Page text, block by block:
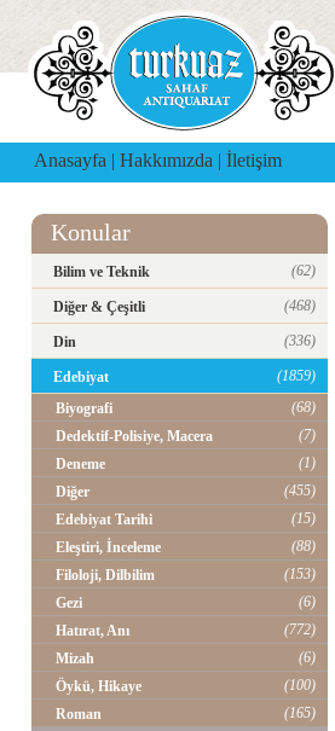
Anasayfa | Hakkımızda | İletişim
Konular
Bilim ve Teknik (62)
Diğer & Çeşitli (468)
Din (336)
Edebiyat
(1859)
Biyografi
(68)
Dedektif-Polisiye, Macera
(7)
Deneme
(1)
Diğer
(455)
Edebiyat Tarihi
(15)
Eleştiri, İnceleme
(88)
Filoloji, Dilbilim
(153)
Gezi
(6)
Hatırat, Anı
(772)
Mizah
(6)
Öykü, Hikaye
(100)
Roman
(165)